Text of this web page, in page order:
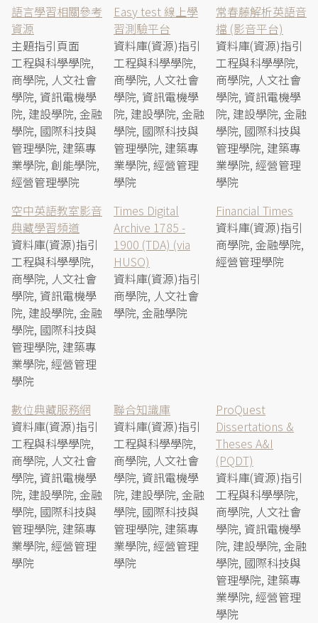
語言學習相關參考
資源
主題指引頁面
工程與科學學院,
商學院, 人文社會
學院, 資訊電機學
院, 建設學院, 金融
學院, 國際科技與
管理學院, 建築專
業學院, 創能學院,
經營管理學院
Easy test 線上學
習測驗平台
資料庫(資源)指引
工程與科學學院,
商學院, 人文社會
學院, 資訊電機學
院, 建設學院, 金融
學院, 國際科技與
管理學院, 建築專
業學院, 經營管理
學院
常春藤解析英語音
檔 (影音平台)
資料庫(資源)指引
工程與科學學院,
商學院, 人文社會
學院, 資訊電機學
院, 建設學院, 金融
學院, 國際科技與
管理學院, 建築專
業學院, 經營管理
學院
空中英語教室影音
典藏學習頻道
資料庫(資源)指引
工程與科學學院,
商學院, 人文社會
學院, 資訊電機學
院, 建設學院, 金融
學院, 國際科技與
管理學院, 建築專
業學院, 經營管理
學院
Times Digital
Archive 1785 -
1900 (TDA) (via
HUSO)
資料庫(資源)指引
商學院, 人文社會
學院, 金融學院
Financial Times
資料庫(資源)指引
商學院, 金融學院,
經營管理學院
數位典藏服務網
資料庫(資源)指引
工程與科學學院,
商學院, 人文社會
學院, 資訊電機學
院, 建設學院, 金融
學院, 國際科技與
管理學院, 建築專
業學院, 經營管理
學院
聯合知識庫
資料庫(資源)指引
工程與科學學院,
商學院, 人文社會
學院, 資訊電機學
院, 建設學院, 金融
學院, 國際科技與
管理學院, 建築專
業學院, 經營管理
學院
ProQuest
Dissertations &
Theses A&I
(PQDT)
資料庫(資源)指引
工程與科學學院,
商學院, 人文社會
學院, 資訊電機學
院, 建設學院, 金融
學院, 國際科技與
管理學院, 建築專
業學院, 經營管理
學院